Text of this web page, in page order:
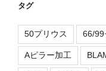
タグ
50プリウス 66/99
Aピラー加工